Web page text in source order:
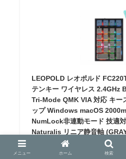
LEOPOLD レオポルド
テンキー ワイヤレス 2.4GHz
Tri-Mode QMK VIA 対応 キー
ップ Windows macOS
NumLock非連動モード 技適
Naturalis リニア静音軸
（2026/07/17 23:40時点 |
メニュー ホーム 検索